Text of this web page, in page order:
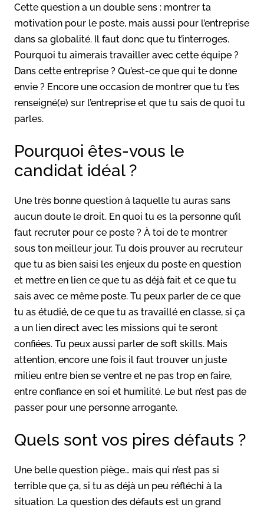
Cette question a un double sens : montrer ta
motivation pour le poste, mais aussi pour l’entreprise
dans sa globalité. Il faut donc que tu t’interroges.
Pourquoi tu aimerais travailler avec cette équipe ?
Dans cette entreprise ? Qu’est-ce que qui te donne
envie ? Encore une occasion de montrer que tu t’es
renseigné(e) sur l’entreprise et que tu sais de quoi tu
parles.
Pourquoi êtes-vous le
candidat idéal ?
Une très bonne question à laquelle tu auras sans
aucun doute le droit. En quoi tu es la personne qu’il
faut recruter pour ce poste ? À toi de te montrer
sous ton meilleur jour. Tu dois prouver au recruteur
que tu as bien saisi les enjeux du poste en question
et mettre en lien ce que tu as déjà fait et ce que tu
sais avec ce même poste. Tu peux parler de ce que
tu as étudié, de ce que tu as travaillé en classe, si ça
a un lien direct avec les missions qui te seront
confiées. Tu peux aussi parler de soft skills. Mais
attention, encore une fois il faut trouver un juste
milieu entre bien se ventre et ne pas trop en faire,
entre confiance en soi et humilité. Le but n’est pas de
passer pour une personne arrogante.
Quels sont vos pires défauts ?
Une belle question piège… mais qui n’est pas si
terrible que ça, si tu as déjà un peu réfléchi à la
situation. La question des défauts est un grand